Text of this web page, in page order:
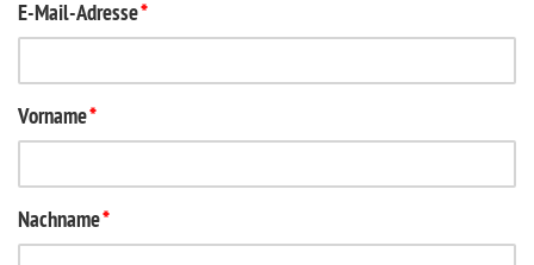
E-Mail-Adresse*
Vorname*
Nachname*